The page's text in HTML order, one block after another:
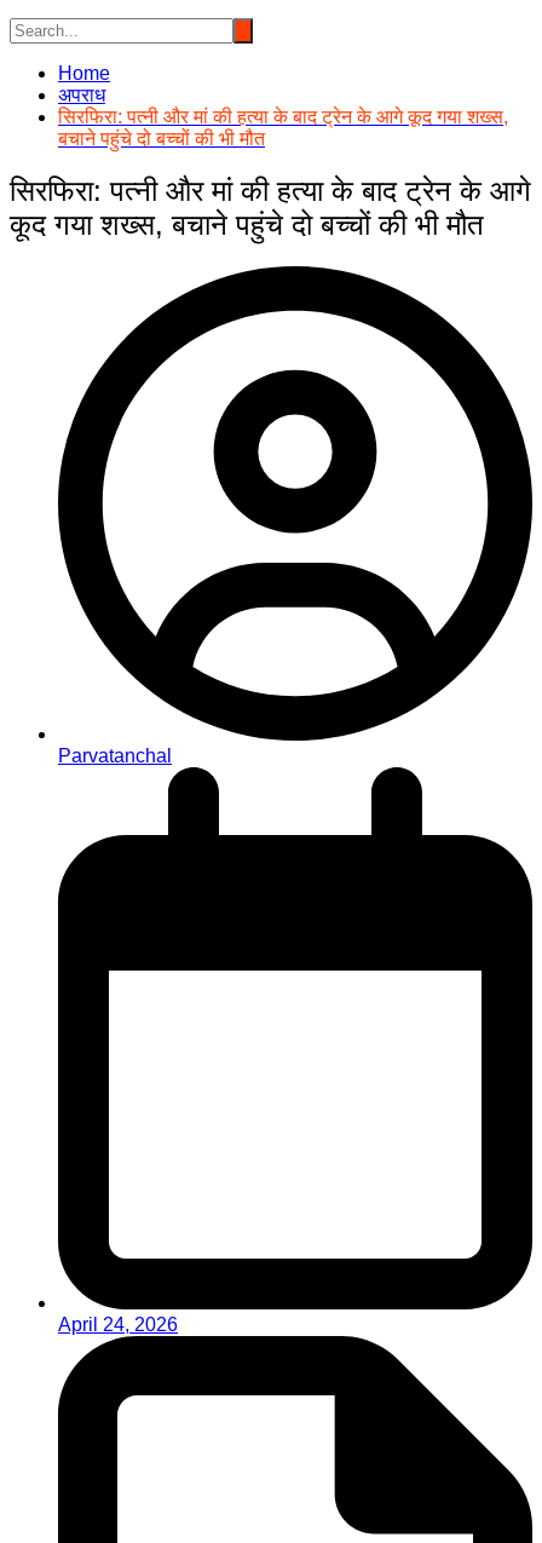
Home
अपराध
सिरफिरा: पत्नी और मां की हत्या के बाद ट्रेन के आगे कूद गया शख्स,
बचाने पहुंचे दो बच्चों की भी मौत
सिरफिरा: पत्नी और मां की हत्या के बाद ट्रेन के आगे
कूद गया शख्स, बचाने पहुंचे दो बच्चों की भी मौत
Parvatanchal
April 24, 2026